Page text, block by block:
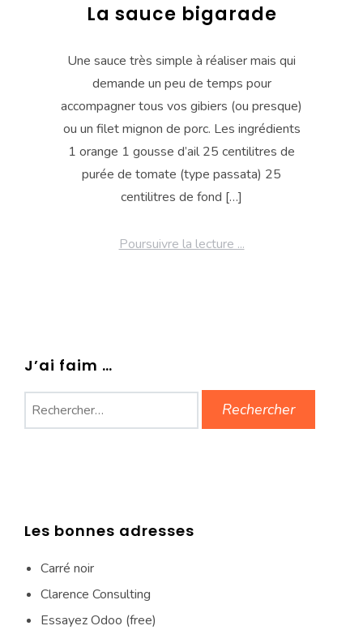
La sauce bigarade
Une sauce très simple à réaliser mais qui
demande un peu de temps pour
accompagner tous vos gibiers (ou presque)
ou un filet mignon de porc. Les ingrédients
1 orange 1 gousse d’ail 25 centilitres de
purée de tomate (type passata) 25
centilitres de fond […]
Poursuivre la lecture ...
J’ai faim …
Rechercher :
Les bonnes adresses
Carré noir
Clarence Consulting
Essayez Odoo (free)